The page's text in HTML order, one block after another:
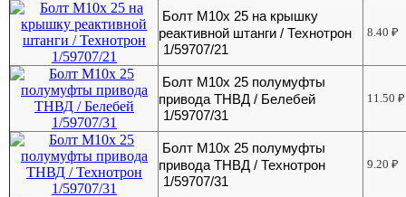
Болт М10х 25 на крышку
реактивной штанги / Технотрон
1/59707/21
8.40₽
Болт М10х 25 полумуфты
привода ТНВД / Белебей
1/59707/31
11.50₽
Болт М10х 25 полумуфты
привода ТНВД / Технотрон
1/59707/31
9.20₽